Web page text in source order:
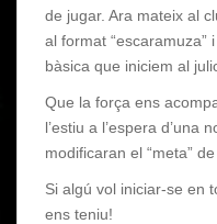
de jugar. Ara mateix al
al format “escaramuza”
bàsica que iniciem al
Que la força ens
l’estiu a l’espera d’una
modificaran el “meta”
Si algú vol iniciar-se en
ens teniu!